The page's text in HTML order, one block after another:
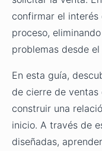
confirmar el
proceso,
problemas desde
En esta guía,
de cierre de
construir una
inicio. A través de
diseñadas,